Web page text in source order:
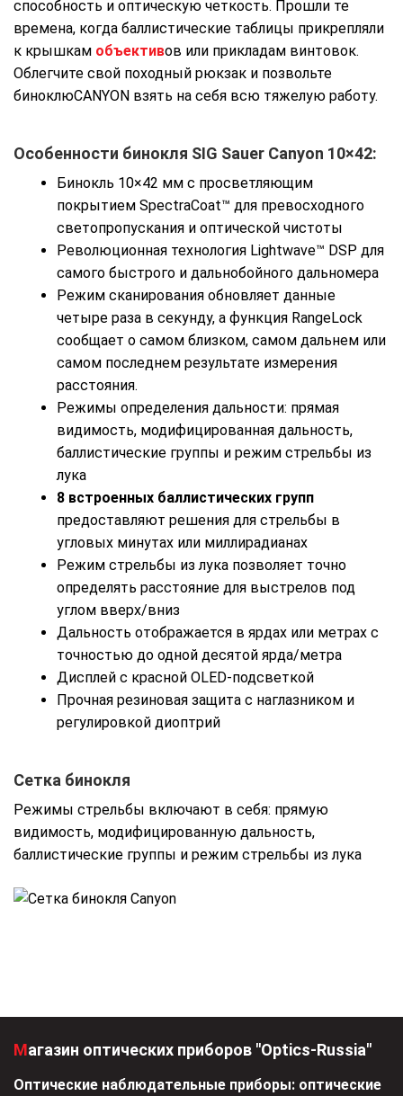
способность и оптическую четкость. Прошли те
времена, когда баллистические таблицы прикрепляли
к крышкам объективов или прикладам винтовок.
Облегчите свой походный рюкзак и позвольте
биноклюCANYON взять на себя всю тяжелую работу.
Особенности бинокля SIG Sauer Canyon 10×42:
Бинокль 10×42 мм с просветляющим
покрытием SpectraCoat™ для превосходного
светопропускания и оптической чистоты
Революционная технология Lightwave™ DSP для
самого быстрого и дальнобойного дальномера
Режим сканирования обновляет данные
четыре раза в секунду, а функция RangeLock
сообщает о самом близком, самом дальнем или
самом последнем результате измерения
расстояния.
Режимы определения дальности: прямая
видимость, модифицированная дальность,
баллистические группы и режим стрельбы из
лука
8 встроенных баллистических групп
предоставляют решения для стрельбы в
угловых минутах или миллирадианах
Режим стрельбы из лука позволяет точно
определять расстояние для выстрелов под
углом вверх/вниз
Дальность отображается в ярдах или метрах с
точностью до одной десятой ярда/метра
Дисплей с красной OLED-подсветкой
Прочная резиновая защита с наглазником и
регулировкой диоптрий
Сетка бинокля
Режимы стрельбы включают в себя: прямую
видимость, модифицированную дальность,
баллистические группы и режим стрельбы из лука
Магазин оптических приборов "Optics-Russia"
Оптические наблюдательные приборы: оптические